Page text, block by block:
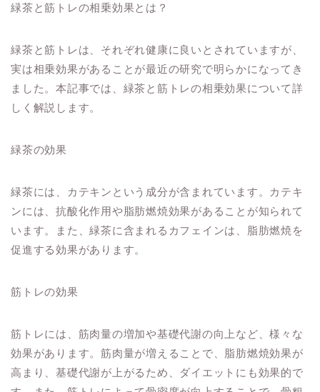
緑茶と筋トレの相乗効果とは？
緑茶と筋トレは、それぞれ健康に良いとされていますが、
実は相乗効果があることが最近の研究で明らかになってき
ました。本記事では、緑茶と筋トレの相乗効果について詳
しく解説します。
緑茶の効果
緑茶には、カテキンという成分が含まれています。カテキ
ンには、抗酸化作用や脂肪燃焼効果があることが知られて
います。また、緑茶に含まれるカフェインは、脂肪燃焼を
促進する効果があります。
筋トレの効果
筋トレには、筋肉量の増加や基礎代謝の向上など、様々な
効果があります。筋肉量が増えることで、脂肪燃焼効果が
高まり、基礎代謝が上がるため、ダイエットにも効果的で